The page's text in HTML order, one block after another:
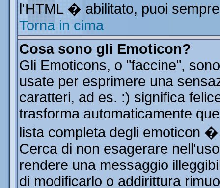
l'HTML � abilitato, puoi
Torna in cima
Cosa sono gli Emoticon?
Gli Emoticons, o "faccine",
usate per esprimere una
caratteri, ad es. :) significa
trasforma automaticamente
lista completa degli emoticon
Cerca di non esagerare
rendere una messaggio
di modificarlo o addirittura